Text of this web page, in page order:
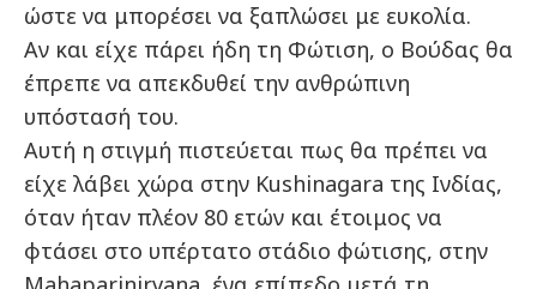
ώστε να μπορέσει να ξαπλώσει με ευκολία.
Αν και είχε πάρει ήδη τη Φώτιση, ο Βούδας θα
έπρεπε να απεκδυθεί την ανθρώπινη
υπόστασή του.
Αυτή η στιγμή πιστεύεται πως θα πρέπει να
είχε λάβει χώρα στην Kushinagara της Ινδίας,
όταν ήταν πλέον 80 ετών και έτοιμος να
φτάσει στο υπέρτατο στάδιο φώτισης, στην